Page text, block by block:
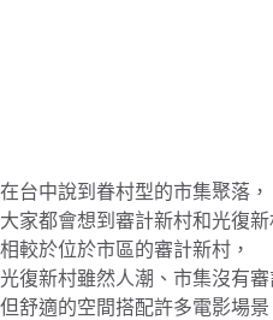
在台中說到眷村型的市集聚落，
大家都會想到審計新村和光復新
相較於位於市區的審計新村，
光復新村雖然人潮、市集沒有審
但舒適的空間搭配許多電影場景